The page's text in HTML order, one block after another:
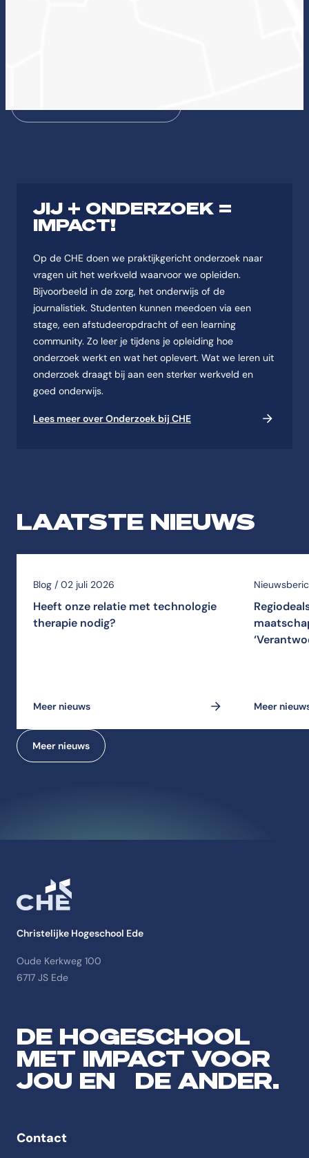
JIJ + ONDERZOEK =
IMPACT!
Op de CHE doen we praktijkgericht onderzoek naar
vragen uit het werkveld waarvoor we opleiden.
Bijvoorbeeld in de zorg, het onderwijs of de
journalistiek. Studenten kunnen meedoen via een
stage, een afstudeeropdracht of een learning
community. Zo leer je tijdens je opleiding hoe
onderzoek werkt en wat het oplevert. Wat we leren uit
onderzoek draagt bij aan een sterker werkveld en
goed onderwijs.
Lees meer over Onderzoek bij CHE
LAATSTE NIEUWS
Blog / 02 juli 2026
Heeft onze relatie met technologie
therapie nodig?
Meer nieuws Meer
Meer nieuws
Christelijke Hogeschool Ede
Oude Kerkweg 100
6717 JS Ede
DE HOGESCHOOL
MET IMPACT VOOR
JOU EN DE ANDER.
Contact